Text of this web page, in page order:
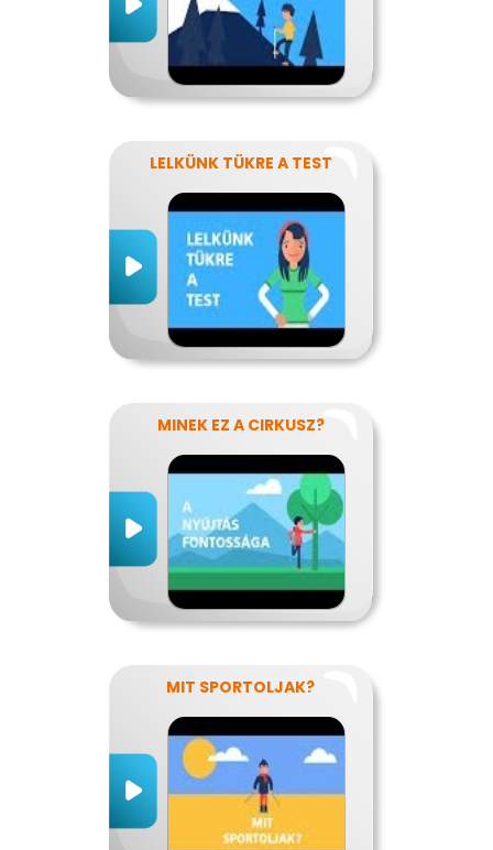
LELKÜNK TÜKRE A TEST
MINEK EZ A CIRKUSZ?
MIT SPORTOLJAK?